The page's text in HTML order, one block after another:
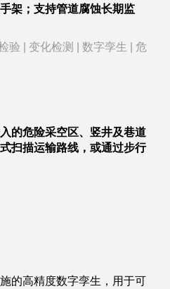
架；支持管道腐蚀长期监
验 | 变化检测 | 数字孪生 | 危
的危险采空区、竖井及巷道
扫描运输路线，或通过步行
的高精度数字孪生，用于可